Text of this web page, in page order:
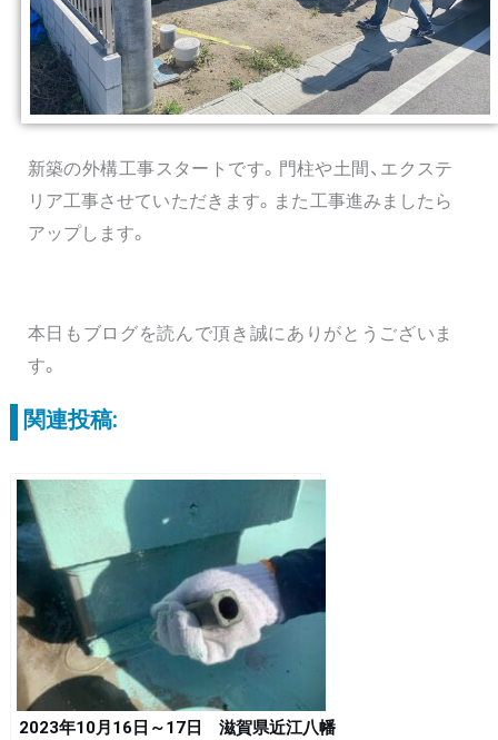
新築の外構工事スタートです。門柱や土間、エクステ
リア工事させていただきます。また工事進みましたら
アップします。
本日もブログを読んで頂き誠にありがとうございま
す。
関連投稿:
2023年10月16日～17日 滋賀県近江八幡